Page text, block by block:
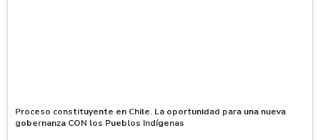
Proceso constituyente en Chile. La oportunidad para una nueva
gobernanza CON los Pueblos Indígenas